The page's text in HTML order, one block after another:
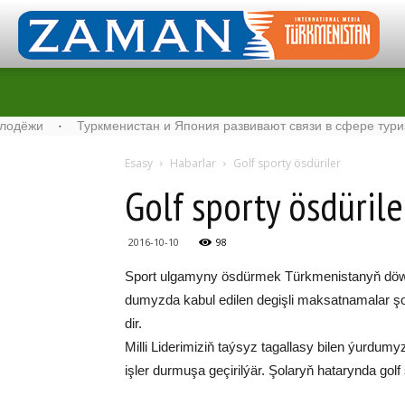
· Туркменистан и Япония развивают связи в сфере туризма ·
Esasy Habarlar Golf spor­ty ös­dü­ri­ler
Golf spor­ty
2016-10-10 98
Sport ul­ga­my­ny ös­dür­mek Türk­me­nis­ta­nyň
du­myz­da ka­bul edi­len de­giş­li mak­sat­na­ma­lar
dir.
Mil­li Li­de­ri­mi­ziň taý­syz ta­gal­la­sy bi­len
iş­ler dur­mu­şa ge­çi­ril­ýär. Şo­la­ryň ha­ta­ryn­da